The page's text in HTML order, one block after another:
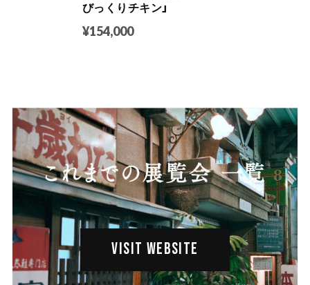
びっくりチキン」
¥154,000
VISIT WEBSITE